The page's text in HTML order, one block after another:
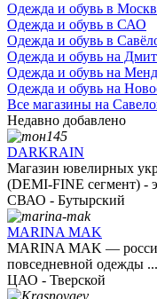
Одежда и обувь в
Одежда и обувь в САО
Одежда и обувь в
Одежда и обувь на
Одежда и обувь на
Одежда и обувь на
Все магазины на
Недавно добавлено
DARKRAIN
Магазин ювелирных
(DEMI-FINE сегмент) -
СВАО - Бутырский
MARINA MAK
MARINA MAK —
повседневной одежды ...
ЦАО - Тверской